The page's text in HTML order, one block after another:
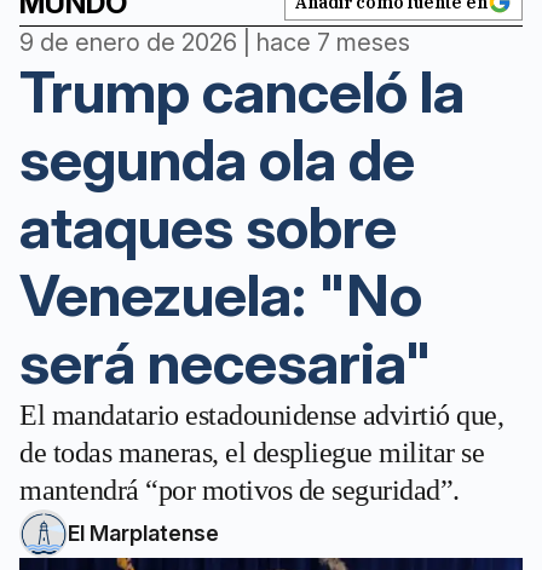
9 de enero de 2026 | hace 7 meses
Trump canceló la
segunda ola de
ataques sobre
Venezuela: "No
será necesaria"
El mandatario estadounidense advirtió que,
de todas maneras, el despliegue militar se
mantendrá “por motivos de seguridad”.
El Marplatense